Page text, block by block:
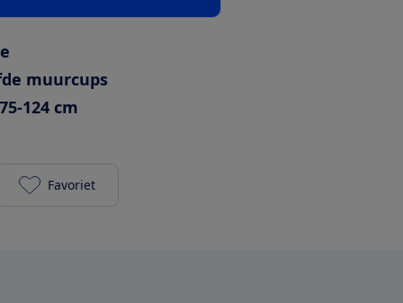
muurcups
75-124 cm
Fenss Klemhek Scott Zwart 75-82 cm toevoegen
Favoriet